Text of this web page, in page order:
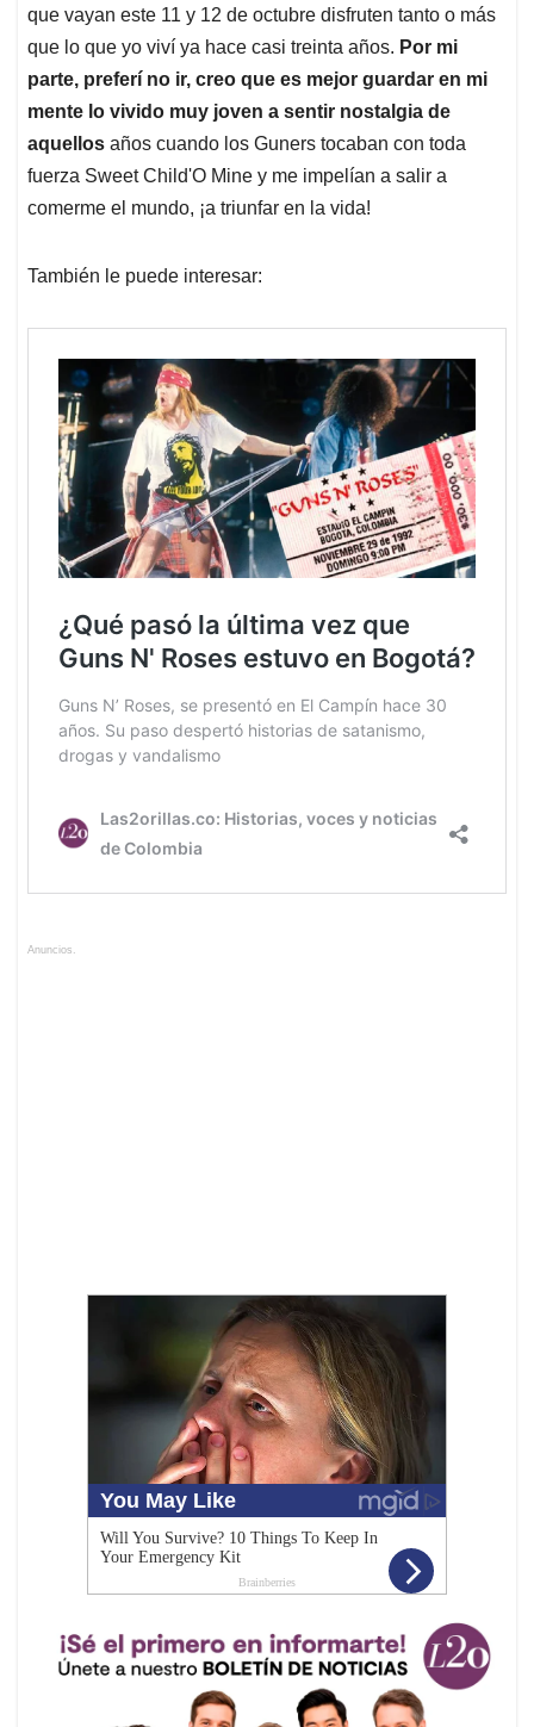
que vayan este 11 y 12 de octubre disfruten tanto o más
que lo que yo viví ya hace casi treinta años. Por mi
parte, preferí no ir, creo que es mejor guardar en mi
mente lo vivido muy joven a sentir nostalgia de
aquellos años cuando los Guners tocaban con toda
fuerza Sweet Child'O Mine y me impelían a salir a
comerme el mundo, ¡a triunfar en la vida!
También le puede interesar:
Anuncios.